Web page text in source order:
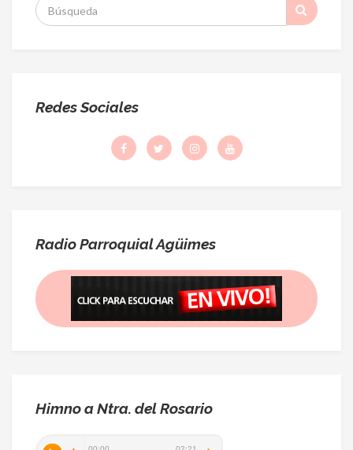
S
:
Redes Sociales
Radio Parroquial Agüimes
Himno a Ntra. del Rosario